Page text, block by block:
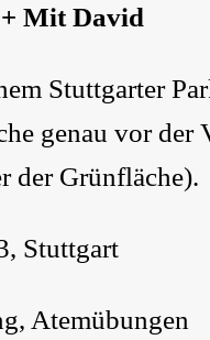
Mit David
Stuttgarter
genau vor der
der Grünfläche).
Stuttgart
Atemübungen